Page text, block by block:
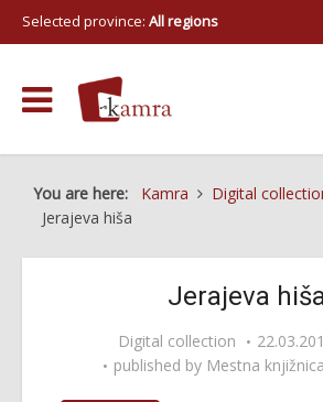
Selected province: All regions
You are here: Kamra Digital
Jerajeva hiša
Jerajeva
Digital collection
published by Mestna